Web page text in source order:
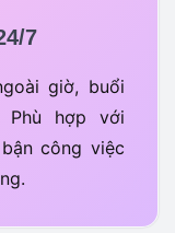
7
giờ, buổi
hợp với
công việc